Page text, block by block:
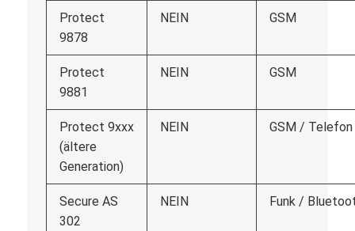
Protect
9878
NEIN GSM
Protect
9881
NEIN GSM
Protect 9xxx
(ältere
Generation)
NEIN GSM / Telefon
Secure AS
302
NEIN Funk /